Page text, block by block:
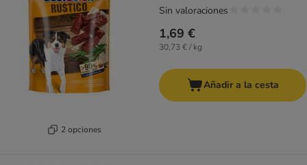
2 opciones
1,69 €
30,73 € / kg
Sin valoraciones
Añadir a la cesta